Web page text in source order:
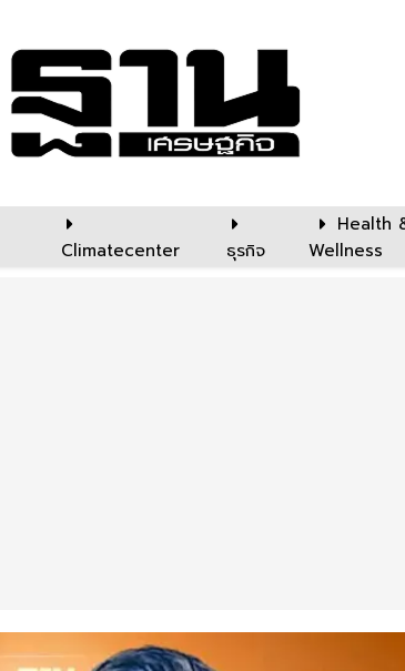
Climatecenter ธุรกิจ
Health
Wellness